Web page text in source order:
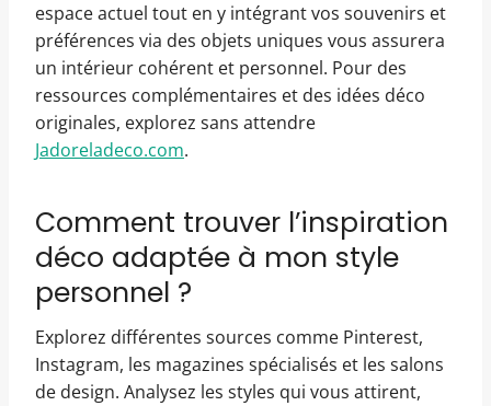
espace actuel tout en y intégrant vos souvenirs et
préférences via des objets uniques vous assurera
un intérieur cohérent et personnel. Pour des
ressources complémentaires et des idées déco
originales, explorez sans attendre
Jadoreladeco.com.
Comment trouver l’inspiration
déco adaptée à mon style
personnel ?
Explorez différentes sources comme Pinterest,
Instagram, les magazines spécialisés et les salons
de design. Analysez les styles qui vous attirent,